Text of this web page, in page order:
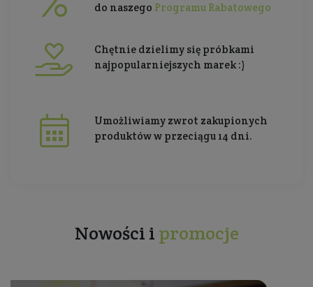
do naszego Programu Rabatowego
Chętnie dzielimy się próbkami
najpopularniejszych marek :)
Umożliwiamy zwrot zakupionych
produktów w przeciągu 14 dni.
Nowości i promocje